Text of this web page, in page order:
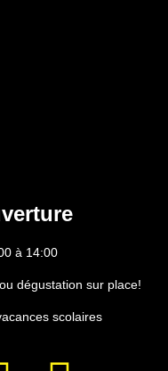
à 14:00
dégustation sur place!
scolaires